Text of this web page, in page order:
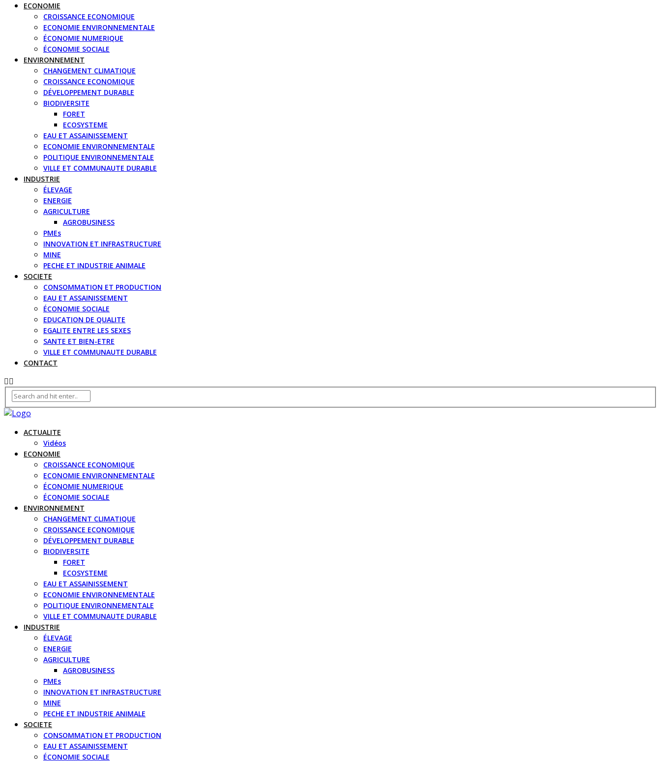
ECONOMIE
CROISSANCE ECONOMIQUE
ECONOMIE ENVIRONNEMENTALE
ÉCONOMIE NUMERIQUE
ÉCONOMIE SOCIALE
ENVIRONNEMENT
CHANGEMENT CLIMATIQUE
CROISSANCE ECONOMIQUE
DÉVELOPPEMENT DURABLE
BIODIVERSITE
FORET
ECOSYSTEME
EAU ET ASSAINISSEMENT
ECONOMIE ENVIRONNEMENTALE
POLITIQUE ENVIRONNEMENTALE
VILLE ET COMMUNAUTE DURABLE
INDUSTRIE
ÉLEVAGE
ENERGIE
AGRICULTURE
AGROBUSINESS
PMEs
INNOVATION ET INFRASTRUCTURE
MINE
PECHE ET INDUSTRIE ANIMALE
SOCIETE
CONSOMMATION ET PRODUCTION
EAU ET ASSAINISSEMENT
ÉCONOMIE SOCIALE
EDUCATION DE QUALITE
EGALITE ENTRE LES SEXES
SANTE ET BIEN-ETRE
VILLE ET COMMUNAUTE DURABLE
CONTACT
ACTUALITE
Vidéos
ECONOMIE
CROISSANCE ECONOMIQUE
ECONOMIE ENVIRONNEMENTALE
ÉCONOMIE NUMERIQUE
ÉCONOMIE SOCIALE
ENVIRONNEMENT
CHANGEMENT CLIMATIQUE
CROISSANCE ECONOMIQUE
DÉVELOPPEMENT DURABLE
BIODIVERSITE
FORET
ECOSYSTEME
EAU ET ASSAINISSEMENT
ECONOMIE ENVIRONNEMENTALE
POLITIQUE ENVIRONNEMENTALE
VILLE ET COMMUNAUTE DURABLE
INDUSTRIE
ÉLEVAGE
ENERGIE
AGRICULTURE
AGROBUSINESS
PMEs
INNOVATION ET INFRASTRUCTURE
MINE
PECHE ET INDUSTRIE ANIMALE
SOCIETE
CONSOMMATION ET PRODUCTION
EAU ET ASSAINISSEMENT
ÉCONOMIE SOCIALE